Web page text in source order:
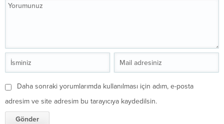
Daha sonraki yorumlarımda kullanılması için adım, e-posta
adresim ve site adresim bu tarayıcıya kaydedilsin.